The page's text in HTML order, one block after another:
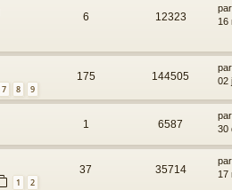
6 12323
par
16
7 8 9
175 144505
par
02
1 6587
par
30
1 2
37 35714
par
17